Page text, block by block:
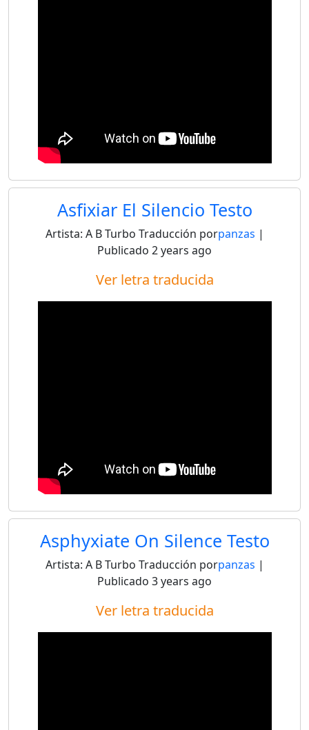
Asfixiar El Silencio Testo
Artista: A B Turbo Traducción porpanzas |
Publicado 2 years ago
Ver letra traducida
Asphyxiate On Silence Testo
Artista: A B Turbo Traducción porpanzas |
Publicado 3 years ago
Ver letra traducida